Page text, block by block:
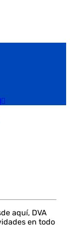
aquí, DVA
en todo